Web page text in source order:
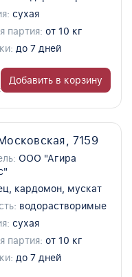
сухая
партия: от 10 кг
до 7 дней
Добавить в корзину
7159
ООО "Агира
кардомон, мускат
водорастворимые
сухая
партия: от 10 кг
до 7 дней